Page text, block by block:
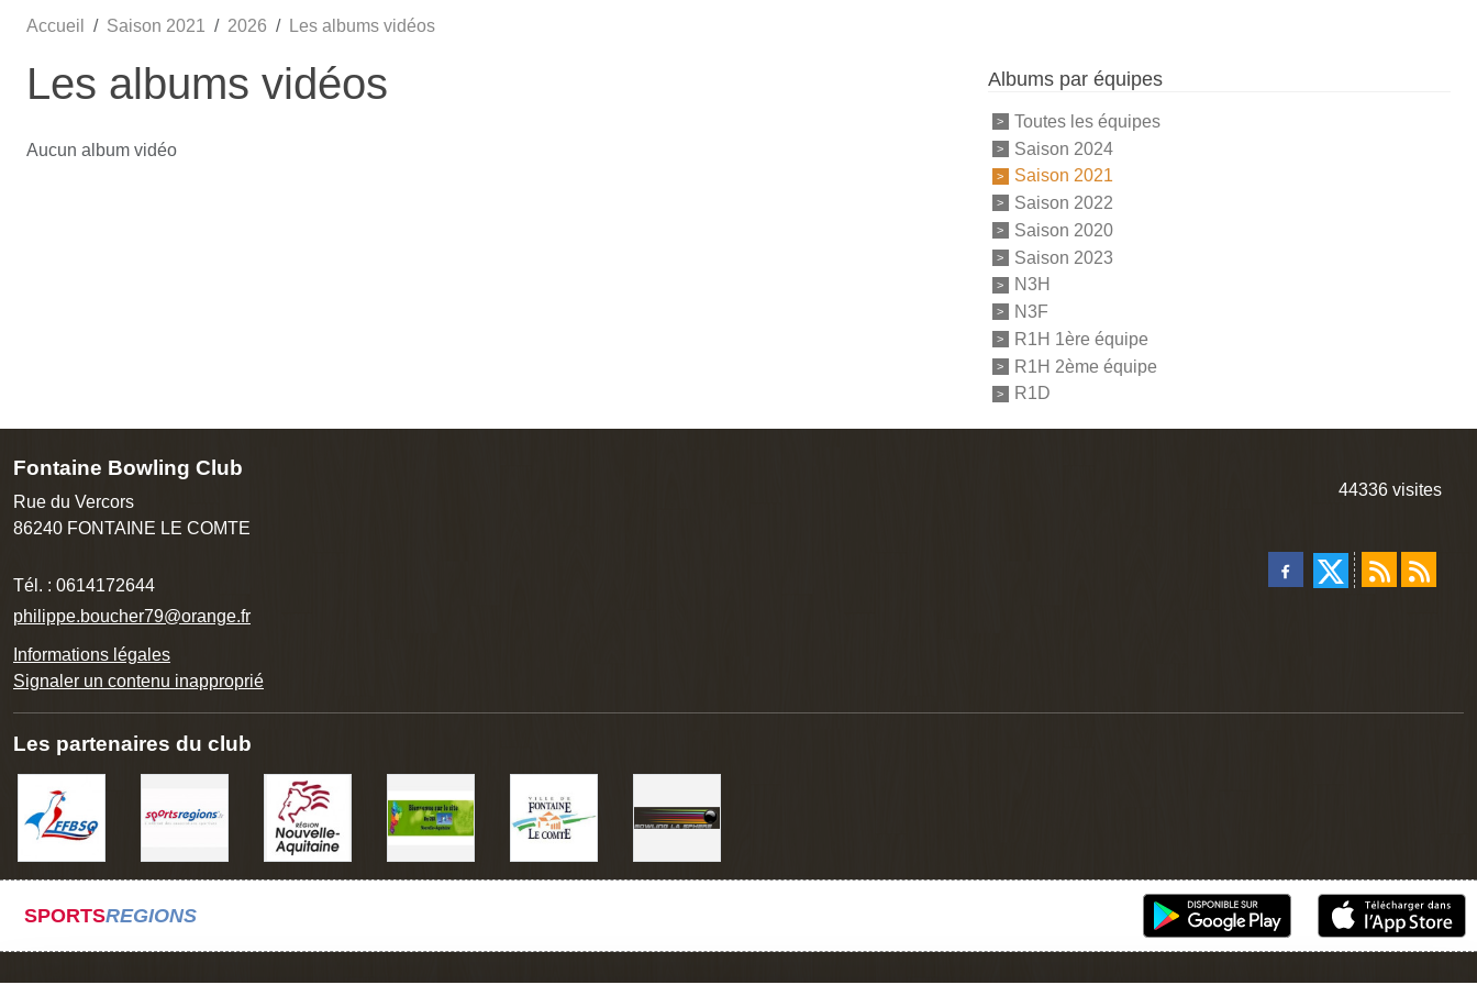
Accueil Saison 2021 2026 Les albums vidéos
Les albums vidéos
Aucun album vidéo
Albums par équipes
Toutes les équipes
Saison 2024
Saison 2021
Saison 2022
Saison 2020
Saison 2023
N3H
N3F
R1H 1ère équipe
R1H 2ème équipe
R1D
Fontaine Bowling Club
Rue du Vercors
86240 FONTAINE LE COMTE
Tél. : 0614172644
philippe.boucher79@orange.fr
Informations légales
Signaler un contenu inapproprié
44336 visites
Les partenaires du club
SPORTSREGIONS